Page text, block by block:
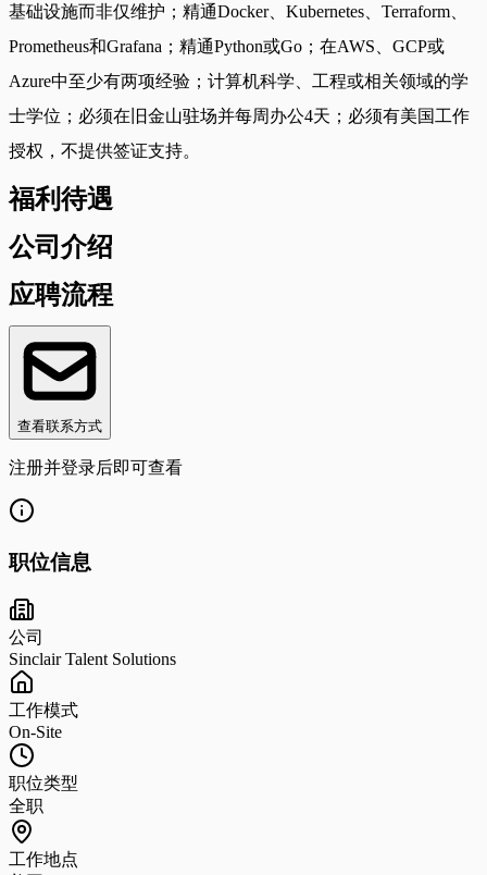
基础设施而非仅维护；精通Docker、Kubernetes、Terraform、
Prometheus和Grafana；精通Python或Go；在AWS、GCP或
Azure中至少有两项经验；计算机科学、工程或相关领域的学
士学位；必须在旧金山驻场并每周办公4天；必须有美国工作
授权，不提供签证支持。
福利待遇
公司介绍
应聘流程
查看联系方式
注册并登录后即可查看
职位信息
公司
Sinclair Talent Solutions
工作模式
On-Site
职位类型
全职
工作地点